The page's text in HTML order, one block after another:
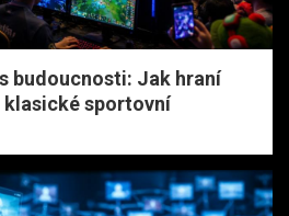
budoucnosti: Jak hraní
sportovní